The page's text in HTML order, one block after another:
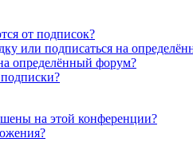
от подписок?
или подписаться на
определённый форум?
подписки?
на этой конференции?